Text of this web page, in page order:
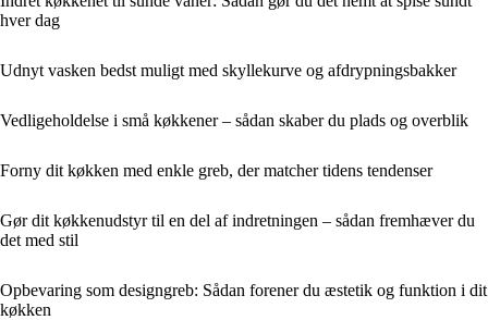
hver dag
Udnyt vasken bedst muligt med skyllekurve og afdrypningsbakker
Vedligeholdelse i små køkkener – sådan skaber du plads og overblik
Forny dit køkken med enkle greb, der matcher tidens tendenser
Gør dit køkkenudstyr til en del af indretningen – sådan fremhæver du
det med stil
Opbevaring som designgreb: Sådan forener du æstetik og funktion i dit
køkken